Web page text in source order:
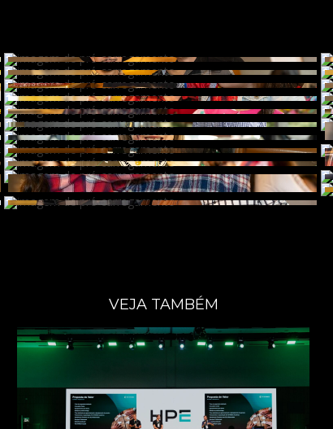
VEJA TAMBÉM